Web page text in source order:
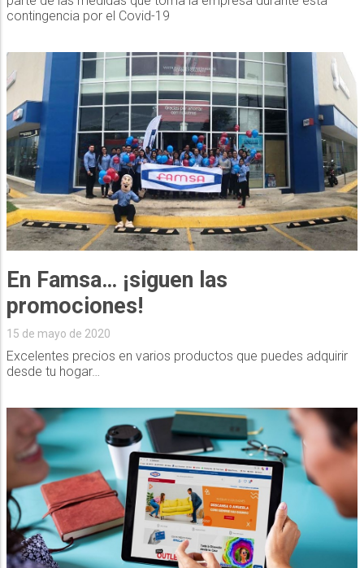
contingencia por el Covid-19
En Famsa… ¡siguen las
promociones!
15 de mayo de 2020
Excelentes precios en varios productos que puedes adquirir
desde tu hogar…